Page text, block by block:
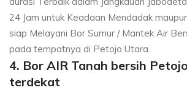
24 Jam untuk Keadaan Mendadak
siap Melayani Bor Sumur / Mantek Air
pada tempatnya di Petojo Utara.
4. Bor AIR Tanah bersih
terdekat